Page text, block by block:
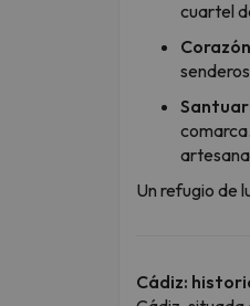
cuartel
Un refugio de
Cádiz: